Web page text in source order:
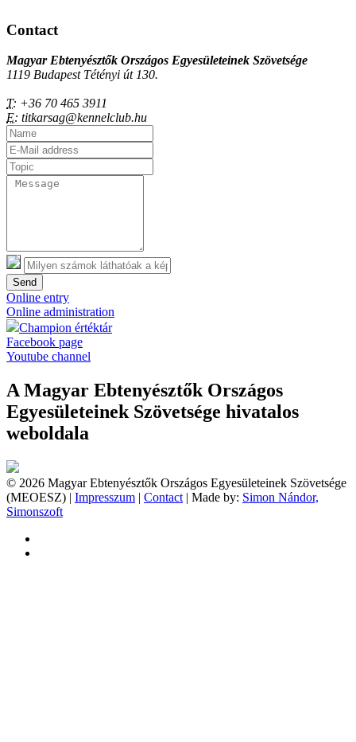
Contact
Magyar Ebtenyésztők Országos Egyesületeinek Szövetsége
1119 Budapest Tétényi út 130.
T: +36 70 465 3911
E: titkarsag@kennelclub.hu
Send
Online entry
Online administration
Champion értéktár
Facebook page
Youtube channel
A Magyar Ebtenyésztők Országos
Egyesületeinek Szövetsége hivatalos
weboldala
© 2026 Magyar Ebtenyésztők Országos Egyesületeinek Szövetsége
(MEOESZ) | Impresszum | Contact | Made by: Simon Nándor,
Simonszoft